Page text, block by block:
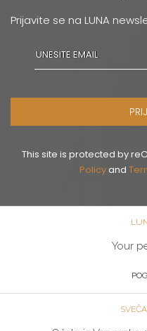
Prijavite se na LUNA
This site is protected by
Policyand
Your